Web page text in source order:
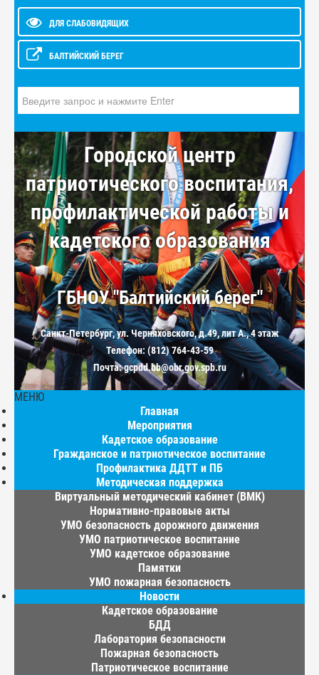
ДЛЯ СЛАБОВИДЯЩИХ
БАЛТИЙСКИЙ БЕРЕГ
Городской центр
патриотического воспитания,
профилактической работы и
кадетского образования
ГБНОУ "Балтийский берег"
Санкт-Петербург, ул. Черняховского, д.49, лит А., 4 этаж
Телефон: (812) 764-43-59
Почта: gcpdd.bb@obr.gov.spb.ru
МЕНЮ
Главная
Мероприятия
Кадетское образование
Гражданское и патриотическое воспитание
Профилактика ДДТТ и ПБ
Методическая поддержка
Виртуальный методический кабинет (ВМК)
Нормативно-правовые акты
УМО безопасность дорожного движения
УМО патриотическое воспитание
УМО кадетское образование
Памятки
УМО пожарная безопасность
Новости
Кадетское образование
БДД
Лаборатория безопасности
Пожарная безопасность
Патриотическое воспитание